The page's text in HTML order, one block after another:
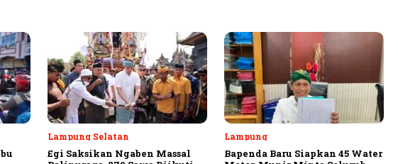
Lampung Selatan
Egi Saksikan Ngaben Massal
Lampung
Bapenda Baru Siapkan 45 Water